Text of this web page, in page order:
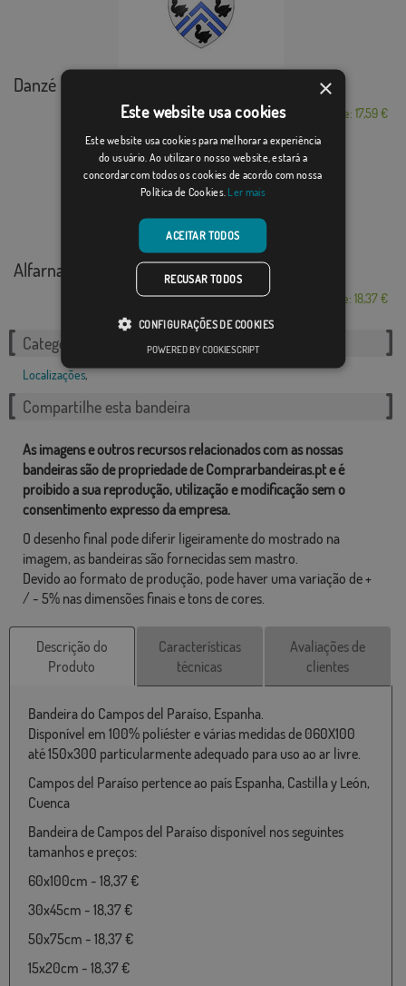
Danzé
Desde: 17,59 €
Alfarnate
Desde: 18,37 €
Categorias relacionadas:
Localizações,
Compartilhe esta bandeira
As imagens e outros recursos relacionados com as nossas
bandeiras são de propriedade de Comprarbandeiras.pt e é
proibido a sua reprodução, utilização e modificação sem o
consentimento expresso da empresa.
O desenho final pode diferir ligeiramente do mostrado na
imagem, as bandeiras são fornecidas sem mastro.
Devido ao formato de produção, pode haver uma variação de +
/ - 5% nas dimensões finais e tons de cores.
Descrição do
Produto
Características
técnicas
Avaliações de
clientes
Bandeira do Campos del Paraíso, Espanha.
Disponível em 100% poliéster e várias medidas de 060X100
até 150x300 particularmente adequado para uso ao ar livre.
Campos del Paraíso pertence ao país Espanha, Castilla y León,
Cuenca
Bandeira de Campos del Paraíso disponível nos seguintes
tamanhos e preços:
60x100cm - 18,37 €
30x45cm - 18,37 €
50x75cm - 18,37 €
15x20cm - 18,37 €
×
Este website usa cookies
Este website usa cookies para melhorar a experiência
do usuário. Ao utilizar o nosso website, estará a
concordar com todos os cookies de acordo com nossa
Política de Cookies. Ler mais
ACEITAR TODOS
RECUSAR TODOS
CONFIGURAÇÕES DE COOKIES
POWERED BY COOKIESCRIPT